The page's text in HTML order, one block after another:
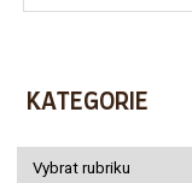
KATEGORIE